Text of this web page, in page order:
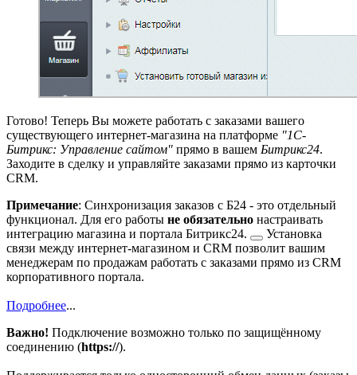
Готово! Теперь Вы можете работать с заказами вашего
существующего интернет-магазина на платформе "1С-
Битрикс: Управление сайтом" прямо в вашем Битрикс24.
Заходите в сделку и управляйте заказами прямо из карточки
CRM.
Примечание: Синхронизация заказов с Б24 - это отдельный
функционал. Для его работы не обязательно настраивать
интеграцию магазина и портала Битрикс24.
Установка
связи между интернет-магазином и CRM позволит вашим
менеджерам по продажам работать с заказами прямо из CRM
корпоративного портала.
Подробнее...
Важно! Подключение возможно только по защищённому
соединению (https://).